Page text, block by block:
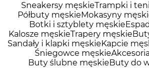
Sneakersy męskieTrampki i
Półbuty męskie Mokasyny
Botki i sztyblety męskie
Kalosze męskieTrapery męskie
Sandały i klapki męskie Kapcie
Śniegowce męskie
Buty ślubne męskie Buty do